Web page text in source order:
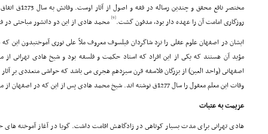
مختصر نافع محقق
روزگارى امامت آن را عهده دار بود، مدفون گشت.[9]
محمد هادى از این دو دانشور مباحثى در
ایشان در اصفهان علوم عقلى را نزد شاگردان فیلسوف معروف ملاّ على نورى آموختبدون این که
مؤید آن هستند که یکى از این افراد که استاد حکمت و فلسفه بود و شیخ هادى تهرانى از
اصفهانى (واحد العین) از بزرگان فلاسفه قرن سیزدهم هجرى مى باشد که حواشى متعددى بر
وفات این معلم معقول را سال 1277ق نوشته اند. شیخ محمد هادى پس از این که در اصفهان از محضر این بزرگان استفاده کرد، به تهران بازگشت
عزیمت به عتبات
هادى تهرانى براى مدت بسیار کوتاهى در زادگاهش اقامت داشت. گویا در آغاز آموخته